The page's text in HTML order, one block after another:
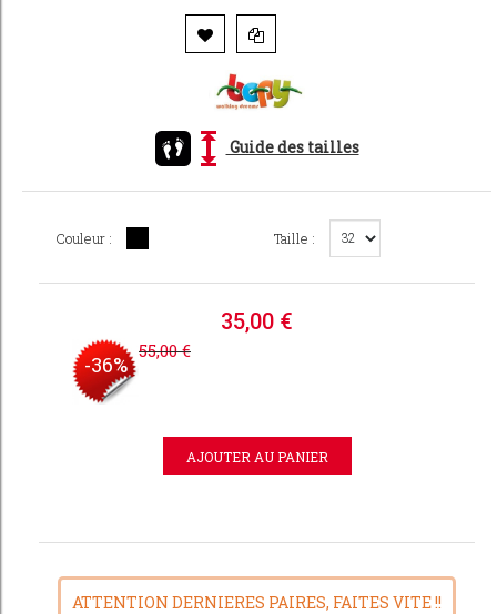
Guide des tailles
Couleur : Taille :
35,00 €
-36%
55,00 €
ATTENTION DERNIERES PAIRES, FAITES VITE !!